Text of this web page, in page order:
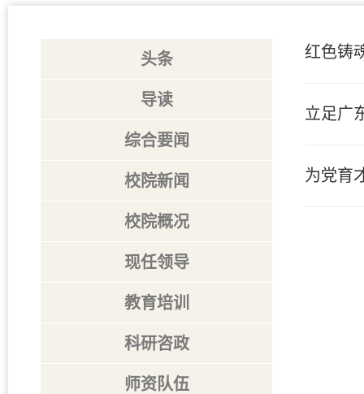
头条
导读
综合要闻
校院新闻
校院概况
现任领导
教育培训
科研咨政
师资队伍
红色铸
立足广
为党育